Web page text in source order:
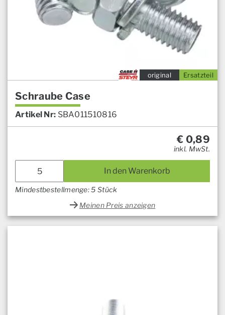
Ersatzteil
original
Schraube Case
Artikel Nr: SBA011510816
€ 0,89
inkl. MwSt.
In den Warenkorb
Mindestbestellmenge: 5 Stück
Meinen Preis anzeigen